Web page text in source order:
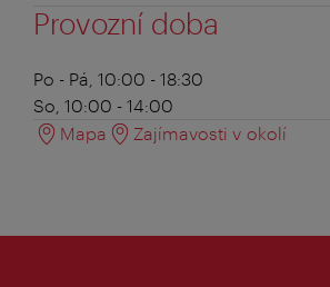
Provozní doba
Po - Pá, 10:00 - 18:30
So, 10:00 - 14:00
Mapa
Zajímavosti v okolí